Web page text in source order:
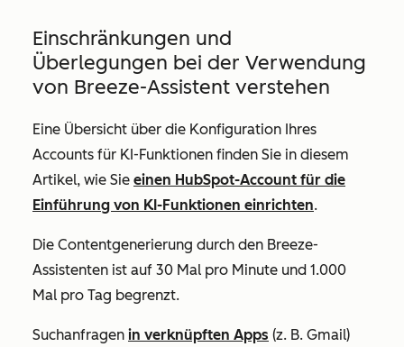
Einschränkungen und
Überlegungen bei der Verwendung
von Breeze-Assistent verstehen
Eine Übersicht über die Konfiguration Ihres
Accounts für KI-Funktionen finden Sie in diesem
Artikel, wie Sie einen HubSpot-Account für die
Einführung von KI-Funktionen einrichten.
Die Contentgenerierung durch den Breeze-
Assistenten ist auf 30 Mal pro Minute und 1.000
Mal pro Tag begrenzt.
Suchanfragen in verknüpften Apps (z. B. Gmail)